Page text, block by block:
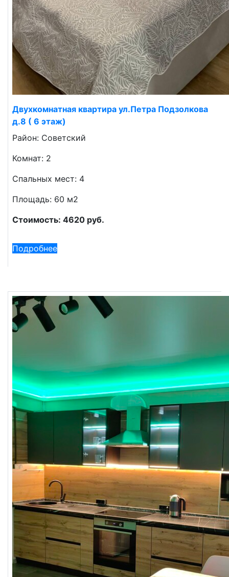
Двухкомнатная квартира ул.Петра Подзолкова
д.8 ( 6 этаж)
Район: Советский
Комнат: 2
Спальных мест: 4
Площадь: 60 м2
Стоимость: 4620 руб.
Подробнее